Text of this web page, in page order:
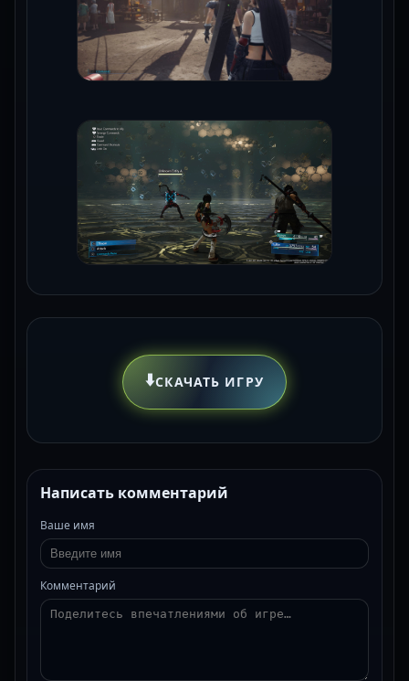
⬇️СКАЧАТЬ ИГРУ
Написать комментарий
Ваше имя
Комментарий